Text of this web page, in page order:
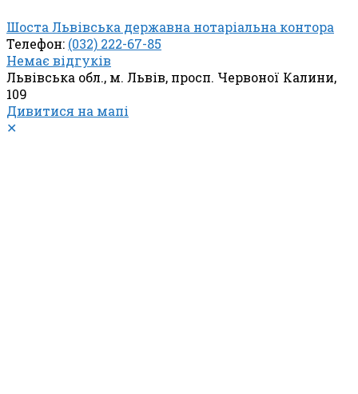
Шоста Львівська державна нотаріальна контора
Телефон: (032) 222-67-85
Немає відгуків
Львівська обл., м. Львів, просп. Червоної Калини,
109
Дивитися на мапі
✕